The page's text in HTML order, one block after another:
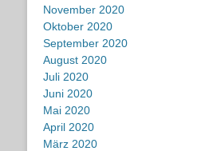
November 2020
Oktober 2020
September 2020
August 2020
Juli 2020
Juni 2020
Mai 2020
April 2020
März 2020